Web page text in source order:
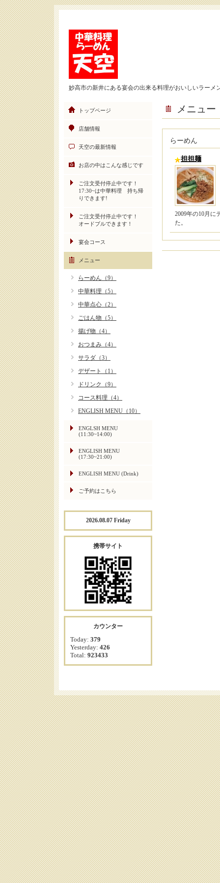
妙高市の新井にある宴会の出来る料理がおいしいラーメ
メニュー
らーめん
担担麺
2009年の10月に
た。
トップページ
店舗情報
天空の最新情報
お店の中はこんな感じです
ご注文受付停止中です！
17:30~は中華料理 持ち帰
りできます!
ご注文受付停止中です！
オードブルできます！
宴会コース
メニュー
らーめん（9）
中華料理（5）
中華点心（2）
ごはん物（5）
揚げ物（4）
おつまみ（4）
サラダ（3）
デザート（1）
ドリンク（9）
コース料理（4）
ENGLISH MENU（10）
ENGLSH MENU
(11:30~14:00)
ENGLISH MENU
(17:30~21:00)
ENGLISH MENU (Drink)
ご予約はこちら
2026.08.07 Friday
携帯サイト
カウンター
Today: 379
Yesterday: 426
Total: 923433